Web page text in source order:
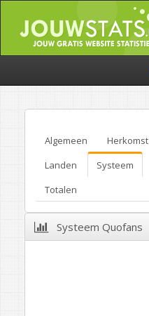
Algemeen Herkomst
Landen
Systeem
Totalen
Systeem Quofans